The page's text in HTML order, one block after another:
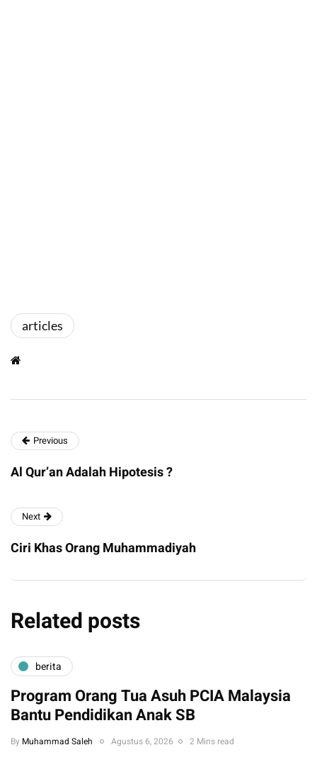
articles
Previous
Al Qur’an Adalah Hipotesis ?
Next
Ciri Khas Orang Muhammadiyah
Related posts
berita
Program Orang Tua Asuh PCIA Malaysia
Bantu Pendidikan Anak SB
By Muhammad Saleh Agustus 6, 2026 2 Mins read